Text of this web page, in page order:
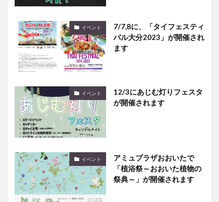
イベント
7/7,8に、「タイフェスティ
バル大分2023」が開催され
ます
イベント
12/3にあじむ灯りフェスタ
が開催されます
イベント
アミュプラザおおいたで
「植浴祭～おおいた植物の
祭典～」が開催されます